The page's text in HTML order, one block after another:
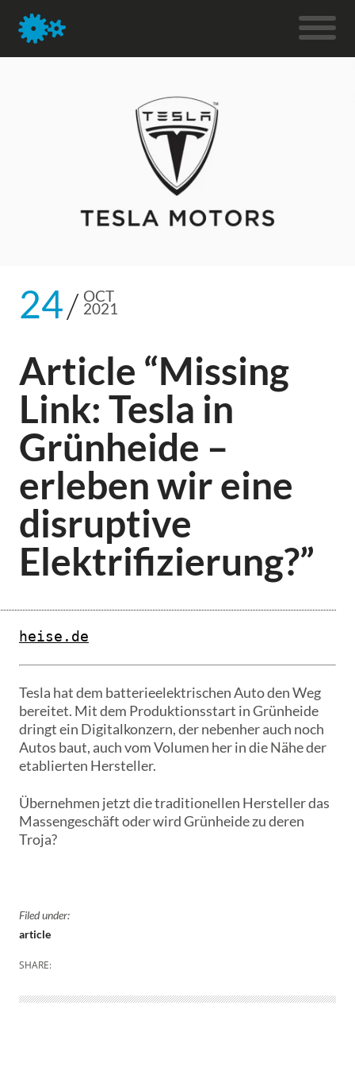
24 OCT
2021
Article “Missing
Link: Tesla in
Grünheide –
erleben wir eine
disruptive
Elektrifizierung?”
heise.de
Tesla hat dem batterieelektrischen Auto den Weg
bereitet. Mit dem Produktionsstart in Grünheide
dringt ein Digitalkonzern, der nebenher auch noch
Autos baut, auch vom Volumen her in die Nähe der
etablierten Hersteller.
Übernehmen jetzt die traditionellen Hersteller das
Massengeschäft oder wird Grünheide zu deren
Troja?
Filed under:
article
SHARE: